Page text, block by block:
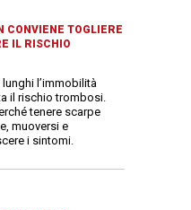
CONVIENE TOGLIERE
IL RISCHIO
lunghi l’immobilità
il rischio trombosi.
tenere scarpe
muoversi e
i sintomi.